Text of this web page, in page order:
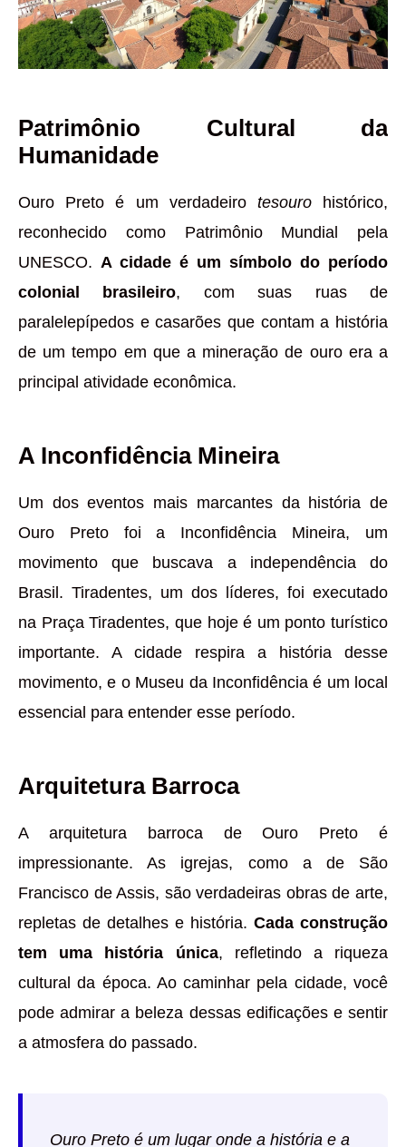
Patrimônio Cultural da
Humanidade
Ouro Preto é um verdadeiro tesourohistórico,
reconhecido como Patrimônio Mundial pela
UNESCO. A cidade é um símbolo do período
colonial brasileiro, com suas ruas de
paralelepípedos e casarões que contam a história
de um tempo em que a mineração de ouro era a
principal atividade econômica.
A Inconfidência Mineira
Um dos eventos mais marcantes da história de
Ouro Preto foi a Inconfidência Mineira, um
movimento que buscava a independência do
Brasil. Tiradentes, um dos líderes, foi executado
na Praça Tiradentes, que hoje é um ponto turístico
importante. A cidade respira a história desse
movimento, e o Museu da Inconfidência é um local
essencial para entender esse período.
Arquitetura Barroca
A arquitetura barroca de Ouro Preto é
impressionante. As igrejas, como a de São
Francisco de Assis, são verdadeiras obras de arte,
repletas de detalhes e história. Cada construção
tem uma história única, refletindo a riqueza
cultural da época. Ao caminhar pela cidade, você
pode admirar a beleza dessas edificações e sentir
a atmosfera do passado.
Ouro Preto é um lugar onde a história e a